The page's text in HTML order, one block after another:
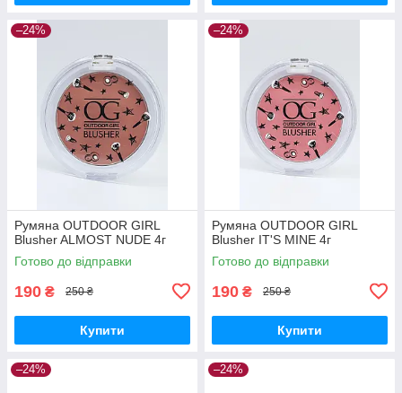
–24%
Румяна OUTDOOR GIRL
Blusher ALMOST NUDE 4г
Готово до відправки
190 ₴ 250 ₴
Купити
–24%
Румяна OUTDOOR GIRL
Blusher IT'S MINE 4г
Готово до відправки
190 ₴ 250 ₴
Купити
–24% –24%